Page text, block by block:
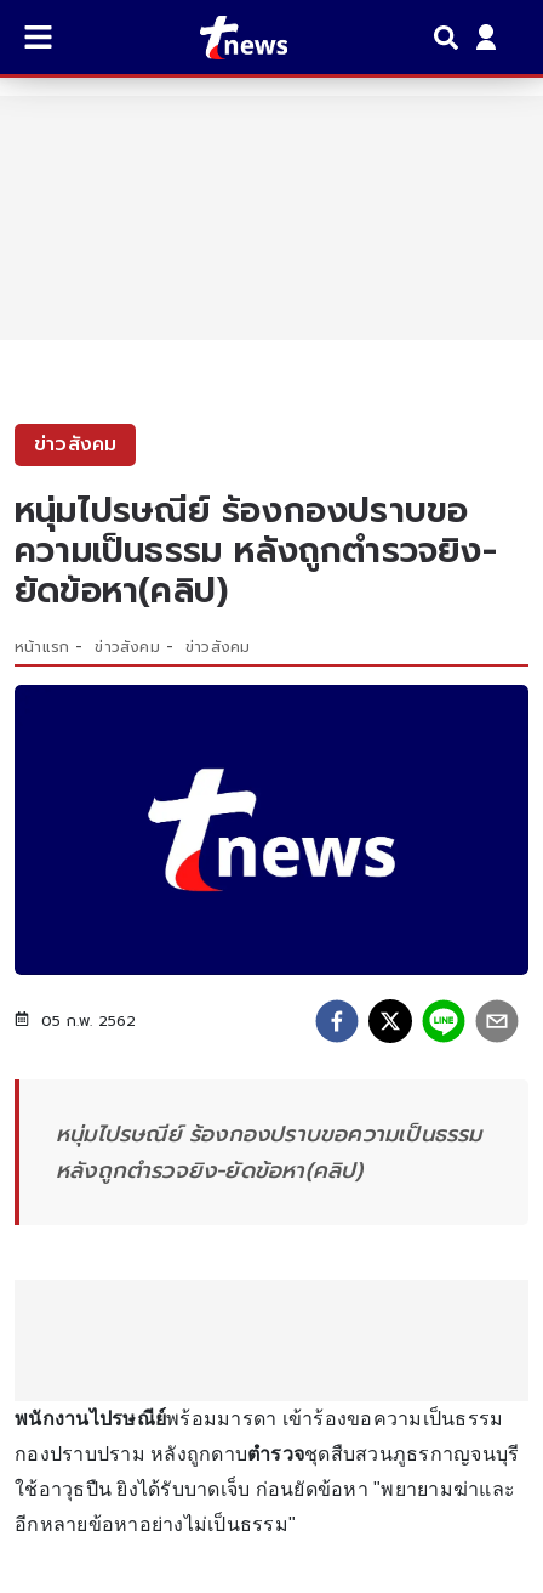
ข่าวสังคม
หนุ่มไปรษณีย์ ร้องกองปราบขอ
ความเป็นธรรม หลังถูกตำรวจยิง-
ยัดข้อหา(คลิป)
หน้าแรก ข่าวสังคม ข่าวสังคม
05 ก.พ. 2562
หนุ่มไปรษณีย์ ร้องกองปราบขอความเป็นธรรม
หลังถูกตำรวจยิง-ยัดข้อหา(คลิป)
พนักงานไปรษณีย์พร้อมมารดา เข้าร้องขอความเป็นธรรม
กองปราบปราม หลังถูกดาบตำรวจชุดสืบสวนภูธรกาญจนบุรี
ใช้อาวุธปืน ยิงได้รับบาดเจ็บ ก่อนยัดข้อหา "พยายามฆ่าและ
อีกหลายข้อหาอย่างไม่เป็นธรรม"